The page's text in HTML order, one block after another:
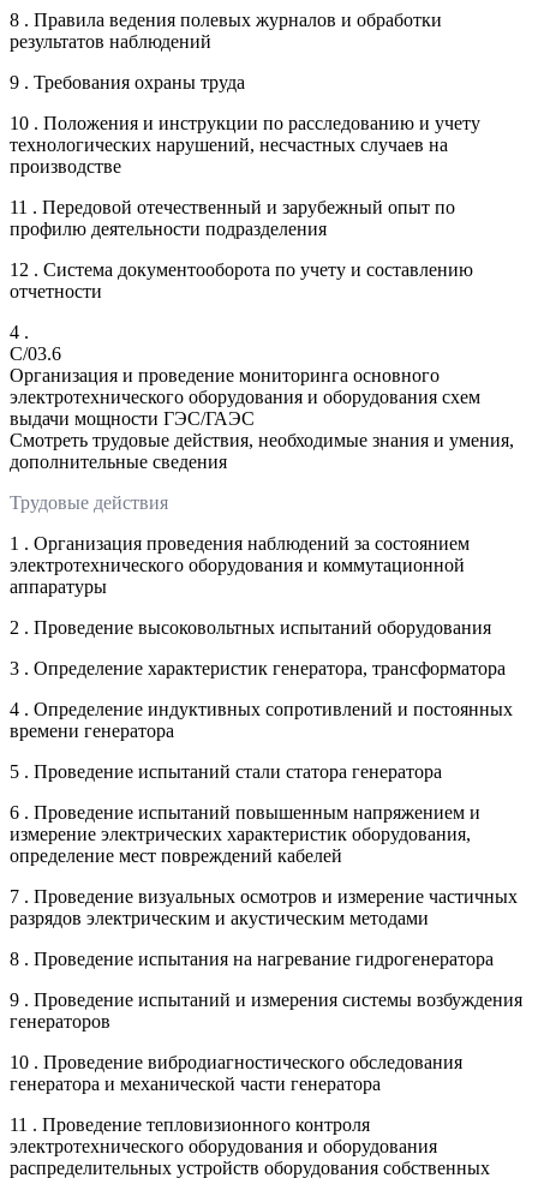
8 . Правила ведения полевых журналов и обработки
результатов наблюдений
9 . Требования охраны труда
10 . Положения и инструкции по расследованию и учету
технологических нарушений, несчастных случаев на
производстве
11 . Передовой отечественный и зарубежный опыт по
профилю деятельности подразделения
12 . Система документооборота по учету и составлению
отчетности
4 .
C/03.6
Организация и проведение мониторинга основного
электротехнического оборудования и оборудования схем
выдачи мощности ГЭС/ГАЭС
Смотреть трудовые действия, необходимые знания и умения,
дополнительные сведения
Трудовые действия
1 . Организация проведения наблюдений за состоянием
электротехнического оборудования и коммутационной
аппаратуры
2 . Проведение высоковольтных испытаний оборудования
3 . Определение характеристик генератора, трансформатора
4 . Определение индуктивных сопротивлений и постоянных
времени генератора
5 . Проведение испытаний стали статора генератора
6 . Проведение испытаний повышенным напряжением и
измерение электрических характеристик оборудования,
определение мест повреждений кабелей
7 . Проведение визуальных осмотров и измерение частичных
разрядов электрическим и акустическим методами
8 . Проведение испытания на нагревание гидрогенератора
9 . Проведение испытаний и измерения системы возбуждения
генераторов
10 . Проведение вибродиагностического обследования
генератора и механической части генератора
11 . Проведение тепловизионного контроля
электротехнического оборудования и оборудования
распределительных устройств оборудования собственных